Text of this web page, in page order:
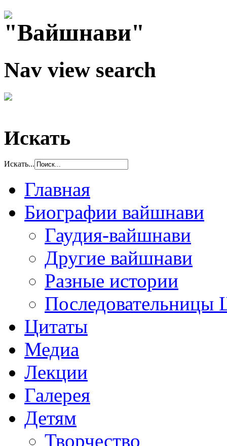
Nav view search
Искать
Искать...
Главная
Биографии вайшнави
Гаудия-вайшнави
Другие вайшнави
Разные истории
Цитаты
Медиа
Лекции
Галерея
Детям
Творчество